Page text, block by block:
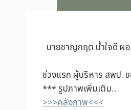
นายชาญกฤต น้ำใจดี ผ
ช่วงแรก ผู้บริหาร สพป.
*** รูปภาพเพิ่มเติม…
>>>คลังภาพ<<<